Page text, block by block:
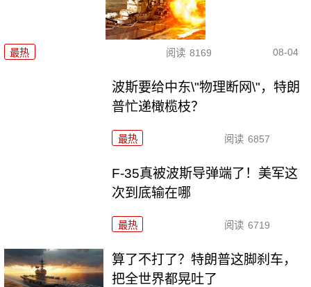
最热 阅读 8169 08-04
波斯要给中东\"物理断网\"，特朗
普忙递橄榄枝？
最热 阅读 6857
F-35真被波斯导弹端了！美军这
次到底输在哪
最热 阅读 6719
算了不打了？特朗普这脚刹车，
把全世界都晃吐了